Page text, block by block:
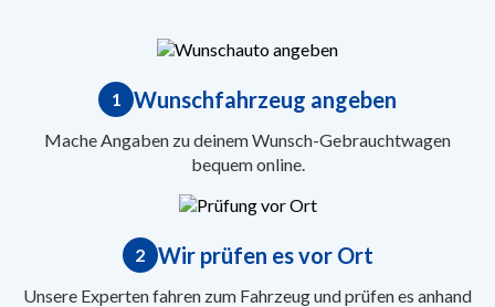
1 Wunschfahrzeug angeben
Mache Angaben zu deinem Wunsch-Gebrauchtwagen
bequem online.
2 Wir prüfen es vor Ort
Unsere Experten fahren zum Fahrzeug und prüfen es anhand